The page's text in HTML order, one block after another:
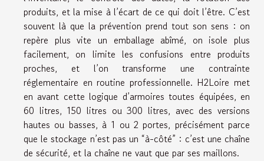
produits, et la mise à l’écart de ce qui doit l’être. C’est
souvent là que la prévention prend tout son sens : on
repère plus vite un emballage abîmé, on isole plus
facilement, on limite les confusions entre produits
proches, et l’on transforme une contrainte
réglementaire en routine professionnelle. H2Loire met
en avant cette logique d’armoires toutes équipées, en
60 litres, 150 litres ou 300 litres, avec des versions
hautes ou basses, à 1 ou 2 portes, précisément parce
que le stockage n’est pas un “à-côté” : c’est une chaîne
de sécurité, et la chaîne ne vaut que par ses maillons.